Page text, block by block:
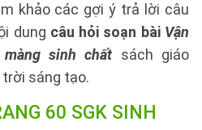
khảo các gợi ý trả lời câu
dung câu hỏi soạn bài Vận
sinh chất sách giáo
trời sáng tạo.
60 SGK SINH